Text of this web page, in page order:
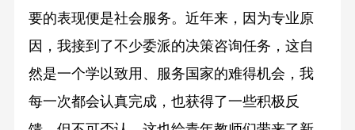
要的表现便是社会服务。近年来，因为专业原
因，我接到了不少委派的决策咨询任务，这自
然是一个学以致用、服务国家的难得机会，我
每一次都会认真完成，也获得了一些积极反